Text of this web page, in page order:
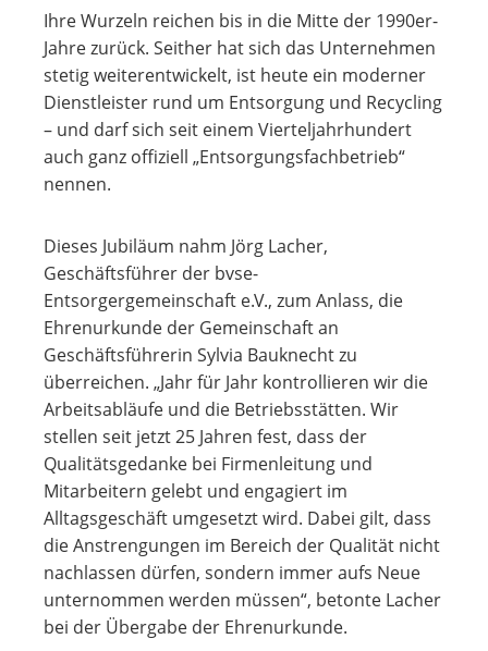
Ihre Wurzeln reichen bis in die Mitte der 1990er-
Jahre zurück. Seither hat sich das Unternehmen
stetig weiterentwickelt, ist heute ein moderner
Dienstleister rund um Entsorgung und Recycling
– und darf sich seit einem Vierteljahrhundert
auch ganz offiziell „Entsorgungsfachbetrieb“
nennen.
Dieses Jubiläum nahm Jörg Lacher,
Geschäftsführer der bvse-
Entsorgergemeinschaft e.V., zum Anlass, die
Ehrenurkunde der Gemeinschaft an
Geschäftsführerin Sylvia Bauknecht zu
überreichen. „Jahr für Jahr kontrollieren wir die
Arbeitsabläufe und die Betriebsstätten. Wir
stellen seit jetzt 25 Jahren fest, dass der
Qualitätsgedanke bei Firmenleitung und
Mitarbeitern gelebt und engagiert im
Alltagsgeschäft umgesetzt wird. Dabei gilt, dass
die Anstrengungen im Bereich der Qualität nicht
nachlassen dürfen, sondern immer aufs Neue
unternommen werden müssen“, betonte Lacher
bei der Übergabe der Ehrenurkunde.